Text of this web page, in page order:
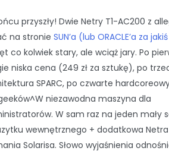
przyszły! Dwie Netry T1-AC200 z
na stronie SUN’a (lub ORACLE’a za
co kolwiek stary, ale wciąż jary. Po
niska cena (249 zł za sztukę), po
SPARC, po czwarte
niezawodna maszyna dla
W sam raz na jeden mały
wewnętrznego + dodatkowa
Solarisa. Słowo wyjaśnienia